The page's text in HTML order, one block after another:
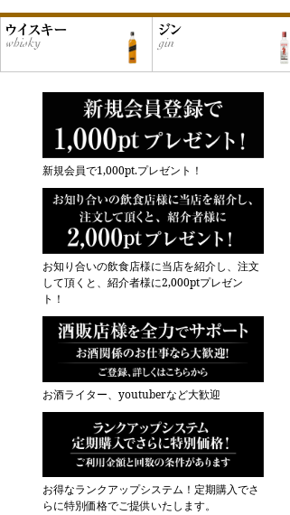
新規会員で1,000pt.プレゼント！
お知り合いの飲食店様に当店を紹介し、注文
して頂くと、紹介者様に2,000ptプレゼン
ト！
お酒ライター、youtuberなど大歓迎
お得なランクアップシステム！定期購入でさ
らに特別価格でご提供いたします。